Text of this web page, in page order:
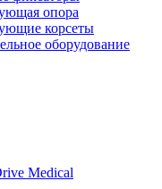
опора
корсеты
оборудование
Medical